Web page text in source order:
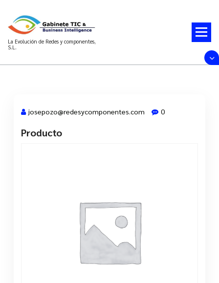
contenido
La Evolución de Redes y componentes,
S.L.
19 Dic, 2023
josepozo@redesycomponentes.com 0
Producto